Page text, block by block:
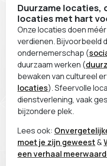
Duurzame
locaties met hart
Onze locaties doen
verdienen. Bijvoorbeeld
ondernemerschap (
duurzaam werken (
bewaken van cultureel
locaties). Sfeervolle
dienstverlening, vaak
bijzondere plek.
Lees ook:
moet je zijn geweest&
een verhaal